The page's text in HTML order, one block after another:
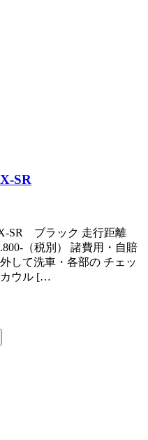
SR
SR ブラック 走行距離
（税別） 諸費用・自賠
して洗車・各部の チェッ
カウル […